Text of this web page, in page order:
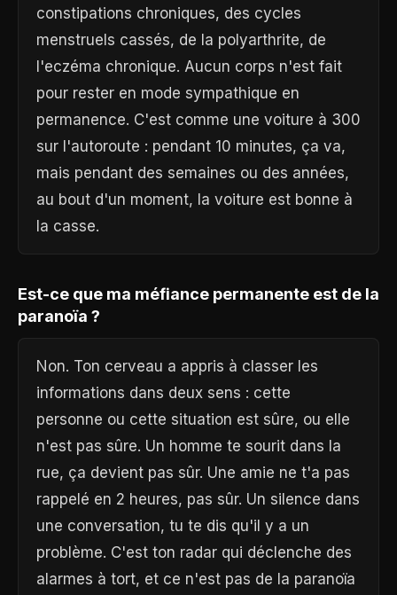
constipations chroniques, des cycles
menstruels cassés, de la polyarthrite, de
l'eczéma chronique. Aucun corps n'est fait
pour rester en mode sympathique en
permanence. C'est comme une voiture à 300
sur l'autoroute : pendant 10 minutes, ça va,
mais pendant des semaines ou des années,
au bout d'un moment, la voiture est bonne à
la casse.
Est-ce que ma méfiance permanente est de la
paranoïa ?
Non. Ton cerveau a appris à classer les
informations dans deux sens : cette
personne ou cette situation est sûre, ou elle
n'est pas sûre. Un homme te sourit dans la
rue, ça devient pas sûr. Une amie ne t'a pas
rappelé en 2 heures, pas sûr. Un silence dans
une conversation, tu te dis qu'il y a un
problème. C'est ton radar qui déclenche des
alarmes à tort, et ce n'est pas de la paranoïa